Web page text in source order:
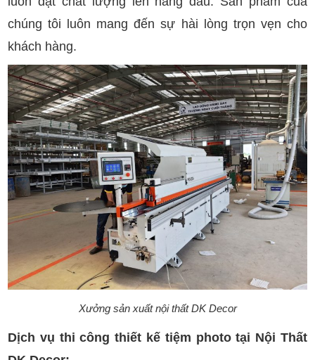
chúng tôi luôn mang đến sự hài lòng trọn vẹn cho
khách hàng.
Xưởng sản xuất nội thất DK Decor
Dịch vụ thi công thiết kế tiệm photo tại Nội Thất